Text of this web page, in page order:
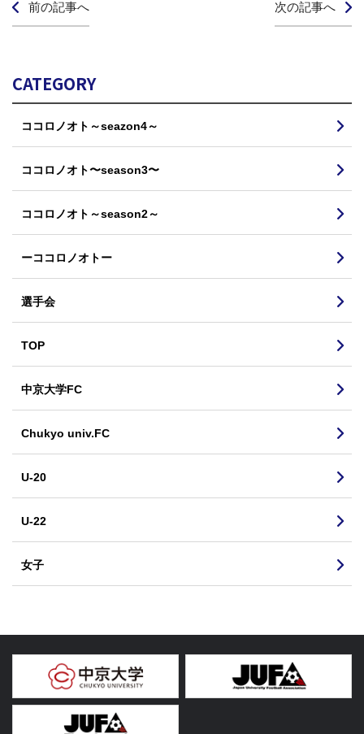
前の記事へ 次の記事へ
CATEGORY
ココロノオト～seazon4～
ココロノオト〜season3〜
ココロノオト～season2～
ーココロノオトー
選手会
TOP
中京大学FC
Chukyo univ.FC
U-20
U-22
女子